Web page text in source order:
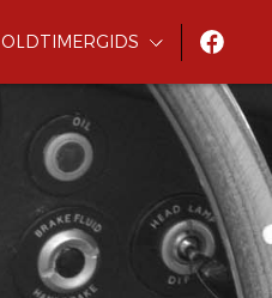
OLDTIMERGIDS